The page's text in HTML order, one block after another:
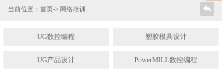
当前位置： 首页-> 网络培训
UG数控编程 塑胶模具设计
UG产品设计 PowerMILL数控编程